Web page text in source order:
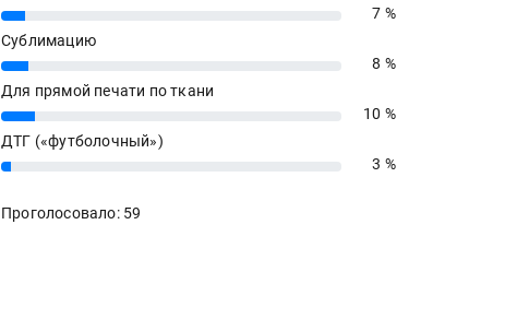
7%
7 %
Сублимацию
8%
8 %
Для прямой печати по ткани
10%
10 %
ДТГ («футболочный»)
3% 3 %
Проголосовало: 59